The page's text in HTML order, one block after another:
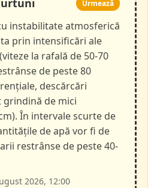
Urmează
instabilitate atmosferică
prin intensificări ale
la rafală de 50-70
de peste 80
descărcări
grindină de mici
În intervale scurte de
de apă vor fi de
restrânse de peste 40-
2026, 12:00